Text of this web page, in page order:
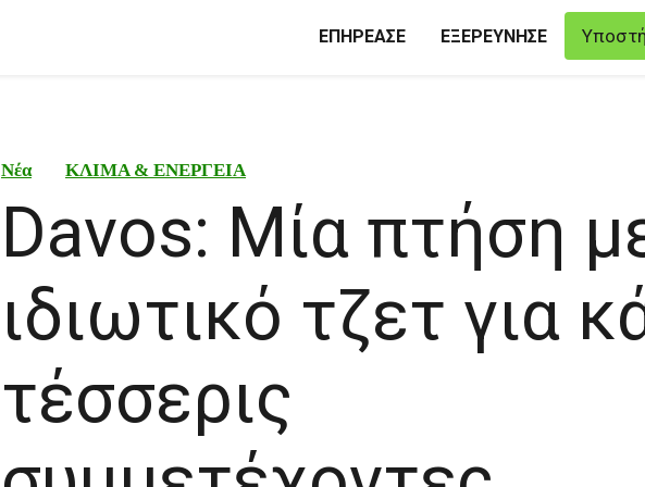
ΕΠΗΡΕΑΣΕ ΕΞΕΡΕΥΝΗΣΕ
Νέα ΚΛΙΜΑ & ΕΝΕΡΓΕΙΑ
Davos: Μία πτήση
ιδιωτικό τζετ για
τέσσερις